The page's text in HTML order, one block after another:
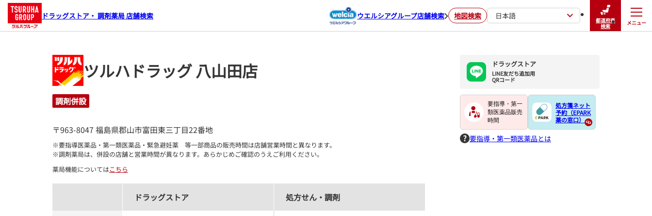
ドラッグストア・ 調剤薬局 店舗検索 ウエルシアグループ店舗検索 地図検索 日本語
都道府県
検索
メニュー
閉じる
ツルハドラッグ 八山田店
調剤併設
〒963-8047 福島県郡山市富田東三丁目22番地
※要指導医薬品・第一類医薬品・緊急避妊薬　等一部商品の販売時間は店舗営業時間と異なります。
※調剤薬局は、併設の店舗と営業時間が異なります。あらかじめご確認のうえご利用ください。
薬局機能についてはこちら
ドラッグストア
LINE友だち追加用
QRコード
要指導・第一
類医薬品販売
時間
処方箋ネット
予約（EPARK
薬の窓口）
要指導・第一類医薬品とは
ドラッグストア 処方せん・調剤